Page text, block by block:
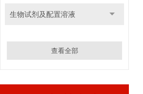
生物试剂及配置溶液
查看全部